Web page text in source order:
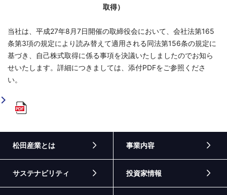
取得）
当社は、平成27年8月7日開催の取締役会において、会社法第165
条第3項の規定により読み替えて適用される同法第156条の規定に
基づき、自己株式取得に係る事項を決議いたしましたのでお知ら
せいたします。詳細につきましては、添付PDFをご参照くださ
い。
松田産業とは 事業内容
サステナビリティ 投資家情報